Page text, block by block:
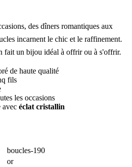
des dîners romantiques aux
incarnent le chic et le raffinement.
fait un bijou idéal à offrir ou à s'offrir.
de haute qualité
fils
les occasions
avec éclat cristallin
boucles-190
or